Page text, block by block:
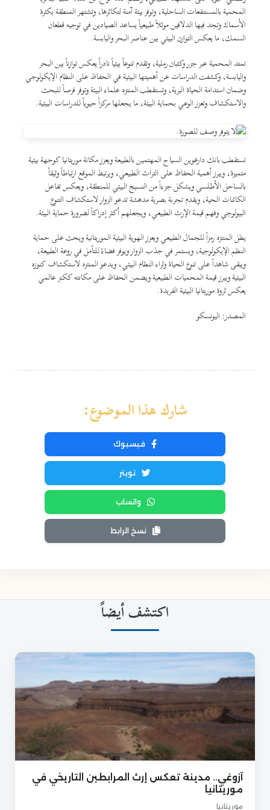
المحمية بالمستنقعات الساحلية، وتوفر بيئة آمنة لتكاثرها، وتشتهر المنطقة بكثرة
الأسماك وتجد فيها الدلافين موئلاً طبيعياً يساعد الصيادين في توجيه قطعان
السمك، ما يعكس التوازن البيئي بين عناصر البحر واليابسة.
تمتد المحمية عبر جزر وكثبان رملية، وتقدم تنوعاً بيئياً نادراً يعكس توازناً بين البحر
واليابسة، وكشفت الدراسات عن أهميتها البيئية في الحفاظ على النظام الإيكولوجي
وضمان استدامة الحياة البرية، وتستقطب المنتزه علماء البيئة وتوفر فرصاً للبحث
والاستكشاف وتعزز الوعي بحماية البيئة، ما يجعلها مركزاً حيوياً للدراسات البيئية.
تستقطب بانك دارغوين السياح المهتمين بالطبيعة ويعزز مكانة موريتانيا كوجهة بيئية
متميزة، ويبرز أهمية الحفاظ على التراث الطبيعي، ويرتبط الموقع ارتباطاً وثيقاً
بالساحل الأطلسي ويشكل جزءاً من النسيج البيئي للمنطقة، ويعكس تفاعل
الكائنات الحية، ويقدم تجربة بصرية مدهشة تدعو الزوار لاستكشاف التنوع
البيولوجي وفهم قيمة الإرث الطبيعي، ويجعلهم أكثر إدراكاً لضرورة حماية البيئة.
يظل المنتزه رمزاً للجمال الطبيعي ويعزز الهوية البيئية الموريتانية ويحث على حماية
النظم الإيكولوجية، ويستمر في جذب الزوار ويوفر فضاءً للتأمل في روعة الطبيعة،
ويبقى شاهداً على تنوع الحياة وثراء النظام البيئي، ويدعو المنتزه لاستكشاف كنوزه
البيئية ويبرز قيمة المحميات الطبيعية ويضمن الحفاظ على مكانته ككنز عالمي
يعكس ثروة موريتانيا البيئية الفريدة.
المصدر: اليونسكو
شارك هذا الموضوع:
فيسبوك
تويتر
واتساب
نسخ الرابط
اكتشف أيضاً
آزوغي.. مدينة تعكس إرث المرابطين التاريخي في
موريتانيا
موريتانيا